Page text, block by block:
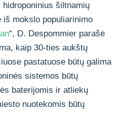
šiltnamių
iš mokslo populiarinimo
“, D. Despommier parašė
kaip 30-ties aukštų
pastatuose būtų galima
sistemos būtų
baterijomis ir atliekų
nuotekomis būtų